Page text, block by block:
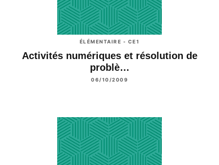
ÉLÉMENTAIRE - CE1
Activités numériques et résolution de
problè…
06/10/2009